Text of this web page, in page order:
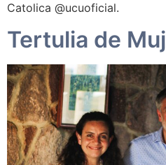
Catolica @ucuoficial.
Tertulia de